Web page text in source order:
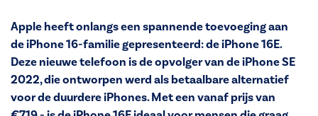
Apple heeft onlangs een spannende toevoeging aan
de iPhone 16-familie gepresenteerd: de iPhone 16E.
Deze nieuwe telefoon is de opvolger van de iPhone SE
2022, die ontworpen werd als betaalbare alternatief
voor de duurdere iPhones. Met een vanaf prijs van